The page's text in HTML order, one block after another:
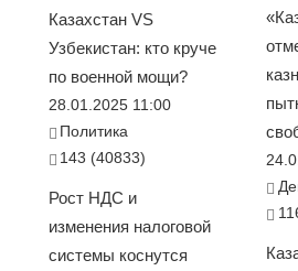
Казахстан VS
Узбекистан: кто круче
по военной мощи?
28.01.2025 11:00
Политика
143 (40833)
Рост НДС и
изменения налоговой
системы коснутся